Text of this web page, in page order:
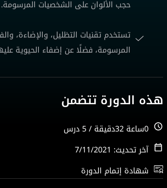
حجب الألوان على الشخصيات المرسومة.
تستخدم تقنيات التظليل، والإضاءة،
المرسومة، فضلًا عن إضفاء الحيوية
هذه الدورة تتضمن
آخر تحديث: 7/11/2021
شهادة إتمام الدورة